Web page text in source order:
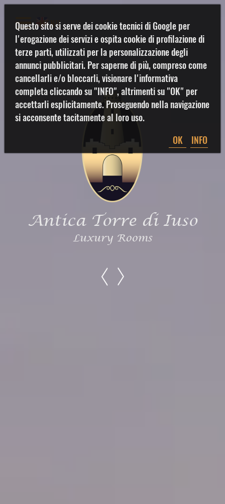
Questo sito si serve dei cookie tecnici di Google per
l'erogazione dei servizi e ospita cookie di profilazione di
terze parti, utilizzati per la personalizzazione degli
annunci pubblicitari. Per saperne di più, compreso come
cancellarli e/o bloccarli, visionare l'informativa
completa cliccando su "INFO", altrimenti su "OK" per
accettarli esplicitamente. Proseguendo nella navigazione
si acconsente tacitamente al loro uso.
INFO
OK
MENU
Antica Torre di Iuso
Luxury Rooms